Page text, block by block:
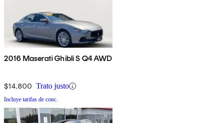
2016 Maserati Ghibli S Q4 AWD
$14,800 Trato justo
Incluye tarifas de conc.